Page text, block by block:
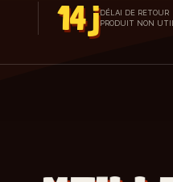
14 jDÉLAI DE RETOUR
PRODUIT NON